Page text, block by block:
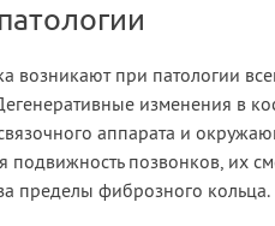
возникают при патологии
изменения в
аппарата и
подвижность позвонков, их
пределы фиброзного кольца.